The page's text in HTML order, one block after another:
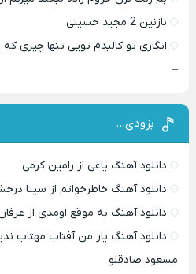
نازنین 2 مجید حسینی
انگاری تو کالبدم تویی تنها چیزی
–
بزودی…
دانلود آهنگ یاغی از رامین کرمی
دانلود آهنگ خاطرخواتم از سینا
دانلود آهنگ به موقع اومدی از عرفان
دانلود آهنگ یار من آفتاب
مسعود صادقلو